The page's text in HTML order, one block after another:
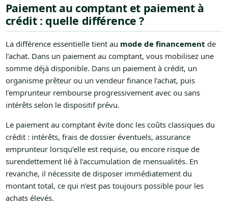
Paiement au comptant et paiement à
crédit : quelle différence ?
La différence essentielle tient au mode de financement de
l’achat. Dans un paiement au comptant, vous mobilisez une
somme déjà disponible. Dans un paiement à crédit, un
organisme prêteur ou un vendeur finance l’achat, puis
l’emprunteur rembourse progressivement avec ou sans
intérêts selon le dispositif prévu.
Le paiement au comptant évite donc les coûts classiques du
crédit : intérêts, frais de dossier éventuels, assurance
emprunteur lorsqu’elle est requise, ou encore risque de
surendettement lié à l’accumulation de mensualités. En
revanche, il nécessite de disposer immédiatement du
montant total, ce qui n’est pas toujours possible pour les
achats élevés.